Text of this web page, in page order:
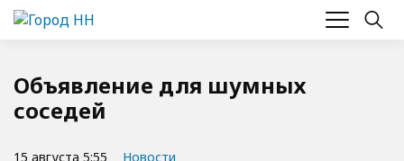
Объявление для шумных
соседей
15 августа 5:55 Новости